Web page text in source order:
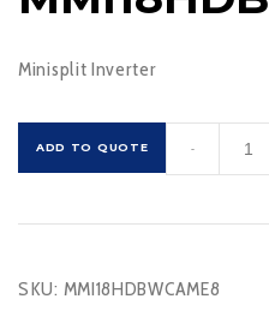
Minisplit Inverter
ADD TO QUOTE
cantidad
-
SKU: MMI18HDBWCAME8